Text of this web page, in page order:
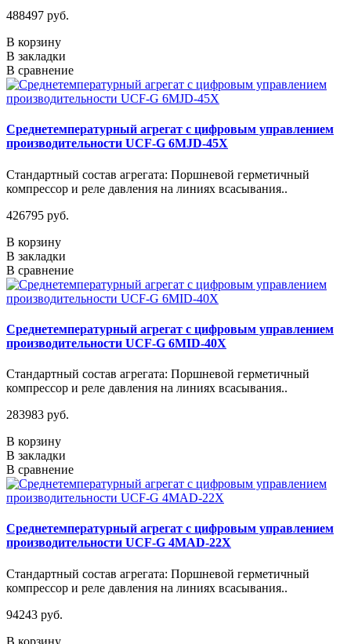
488497 руб.
В корзину
В закладки
В сравнение
Среднетемпературный агрегат с цифровым управлением
производительности UCF-G 6MJD-45X
Стандартный состав агрегата: Поршневой герметичный
компрессор и реле давления на линиях всасывания..
426795 руб.
В корзину
В закладки
В сравнение
Среднетемпературный агрегат с цифровым управлением
производительности UCF-G 6MID-40X
Стандартный состав агрегата: Поршневой герметичный
компрессор и реле давления на линиях всасывания..
283983 руб.
В корзину
В закладки
В сравнение
Среднетемпературный агрегат с цифровым управлением
производительности UCF-G 4МАD-22Х
Стандартный состав агрегата: Поршневой герметичный
компрессор и реле давления на линиях всасывания..
94243 руб.
В корзину